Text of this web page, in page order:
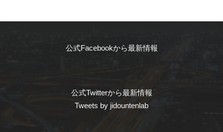
公式Facebookから最新情報
公式Twitterから最新情報
Tweets by jidountenlab